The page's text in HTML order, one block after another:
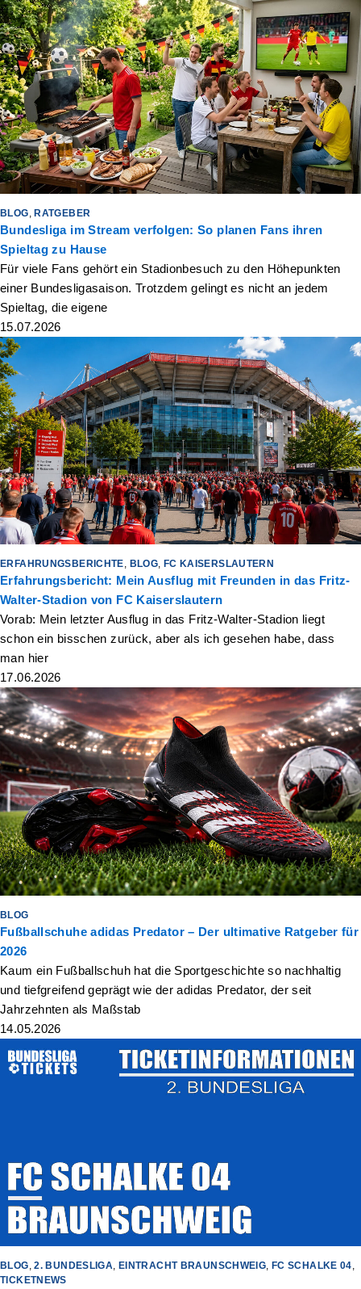
BLOG ,RATGEBER
Bundesliga im Stream verfolgen: So planen Fans ihren
Spieltag zu Hause
Für viele Fans gehört ein Stadionbesuch zu den Höhepunkten
einer Bundesligasaison. Trotzdem gelingt es nicht an jedem
Spieltag, die eigene
15.07.2026
ERFAHRUNGSBERICHTE, BLOG, FC KAISERSLAUTERN
Erfahrungsbericht: Mein Ausflug mit Freunden in das Fritz-
Walter-Stadion von FC Kaiserslautern
Vorab: Mein letzter Ausflug in das Fritz-Walter-Stadion liegt
schon ein bisschen zurück, aber als ich gesehen habe, dass
man hier
17.06.2026
BLOG
Fußballschuhe adidas Predator – Der ultimative Ratgeber für
2026
Kaum ein Fußballschuh hat die Sportgeschichte so nachhaltig
und tiefgreifend geprägt wie der adidas Predator, der seit
Jahrzehnten als Maßstab
14.05.2026
BLOG,2. BUNDESLIGA, EINTRACHT BRAUNSCHWEIG, FC SCHALKE 04,
TICKETNEWS